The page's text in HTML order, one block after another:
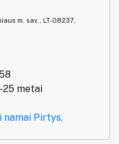
m. sav., LT-08237,
25 metai
namai Pirtys,